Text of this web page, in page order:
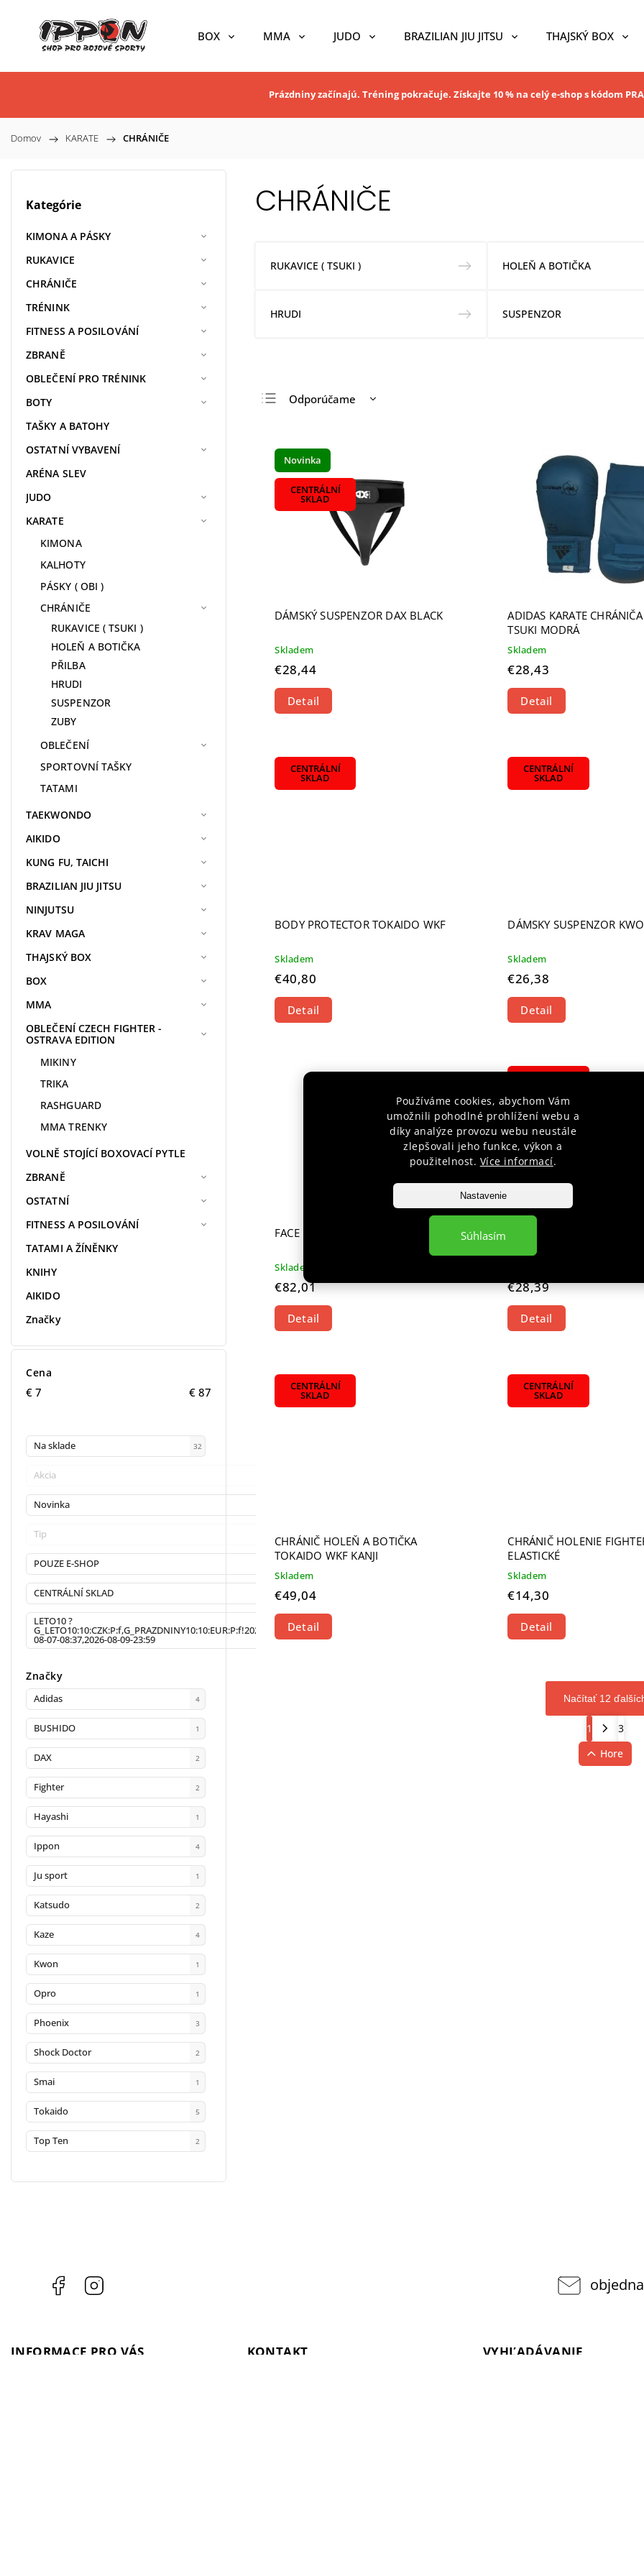
Používáme cookies, abychom Vám
umožnili pohodlné prohlížení webu a
díky analýze provozu webu neustále
zlepšovali jeho funkce, výkon a
použitelnost. Více informací.
Nastavenie
Súhlasím
BOX MMA JUDO BRAZILIAN JIU JITSU THAJSKÝ BOX
Prázdniny začínajú. Tréning pokračuje. Získajte 10 % na celý e-shop s kódom
Domov / KARATE / CHRÁNIČE
Kategórie
KIMONA A PÁSKY
RUKAVICE
CHRÁNIČE
TRÉNINK
FITNESS A POSILOVÁNÍ
ZBRANĚ
OBLEČENÍ PRO TRÉNINK
BOTY
TAŠKY A BATOHY
OSTATNÍ VYBAVENÍ
ARÉNA SLEV
JUDO
KARATE
KIMONA
KALHOTY
PÁSKY ( OBI )
CHRÁNIČE
RUKAVICE ( TSUKI )
HOLEŇ A BOTIČKA
PŘILBA
HRUDI
SUSPENZOR
ZUBY
OBLEČENÍ
SPORTOVNÍ TAŠKY
TATAMI
TAEKWONDO
AIKIDO
KUNG FU, TAICHI
BRAZILIAN JIU JITSU
NINJUTSU
KRAV MAGA
THAJSKÝ BOX
BOX
MMA
OBLEČENÍ CZECH FIGHTER -
OSTRAVA EDITION
MIKINY
TRIKA
RASHGUARD
MMA TRENKY
VOLNĚ STOJÍCÍ BOXOVACÍ PYTLE
ZBRANĚ
OSTATNÍ
FITNESS A POSILOVÁNÍ
TATAMI A ŽÍNĚNKY
KNIHY
AIKIDO
Značky
Cena
€7 €87
Na sklade 32
Akcia
Novinka
Tip
POUZE E-SHOP
CENTRÁLNÍ SKLAD 20
LETO10 ?
G_LETO10:10:CZK:P:f,G_PRAZDNINY10:10:EUR:P:f!2026-
08-07-08:37,2026-08-09-23:59
Značky
Adidas 4
BUSHIDO 1
DAX 2
Fighter 2
Hayashi 1
Ippon 4
Ju sport 1
Katsudo 2
Kaze 4
Kwon 1
Opro 1
Phoenix 3
Shock Doctor 2
Smai 1
Tokaido 5
Top Ten 2
CHRÁNIČE
RUKAVICE ( TSUKI ) HOLEŇ A BOTIČKA
HRUDI SUSPENZOR
Odporúčame
Najdrahšie
Najpredávanejšie
Abecedne
Novinka
CENTRÁLNÍ
SKLAD
DÁMSKÝ SUSPENZOR DAX BLACK
Skladem
€28,44
Detail
ADIDAS KARATE
TSUKI MODRÁ
Skladem
€28,43
Detail
CENTRÁLNÍ
SKLAD
BODY PROTECTOR TOKAIDO WKF
Skladem
€40,80
Detail
CENTRÁLNÍ
SKLAD
DÁMSKY SUSPENZOR
Skladem
€26,38
Detail
FACE MASKA KARATE WKF
Skladem
€82,01
Detail
HAYASHI KARATE
€28,39
Detail
CENTRÁLNÍ
SKLAD
CHRÁNIČ HOLEŇ A BOTIČKA
TOKAIDO WKF KANJI
Skladem
€49,04
Detail
CENTRÁLNÍ
SKLAD
CHRÁNIČ HOLENIE
ELASTICKÉ
Skladem
€14,30
Detail
Načítať 12
1
3
Hore
Facebook
INFORMACE PRO VÁS KONTAKT VYHĽADÁVANIE